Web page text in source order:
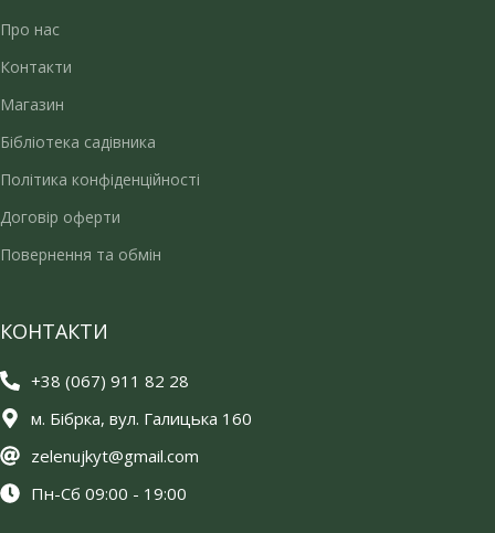
Про нас
Контакти
Магазин
Бібліотека садівника
Політика конфіденційності
Договір оферти
Повернення та обмін
КОНТАКТИ
+38 (067) 911 82 28
м. Бібрка, вул. Галицька 160
zelenujkyt@gmail.com
Пн-Сб 09:00 - 19:00